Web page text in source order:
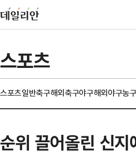
스포츠
스포츠일반축구해외축구야구해외야구농구
순위 끌어올린 신